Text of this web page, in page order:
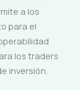
a los
para el
los traders
inversión.